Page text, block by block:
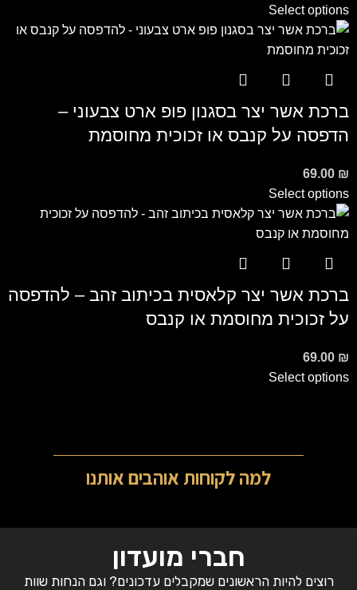
Select options
ברכת אשר יצר בסגנון פופ ארט צבעוני –
הדפסה על קנבס או זכוכית מחוסמת
69.00 ₪
Select options
ברכת אשר יצר קלאסית בכיתוב זהב – להדפסה
על זכוכית מחוסמת או קנבס
69.00 ₪
Select options
למה לקוחות אוהבים אותנו
חברי מועדון
רוצים להיות הראשונים שמקבלים עדכונים? וגם הנחות שוות